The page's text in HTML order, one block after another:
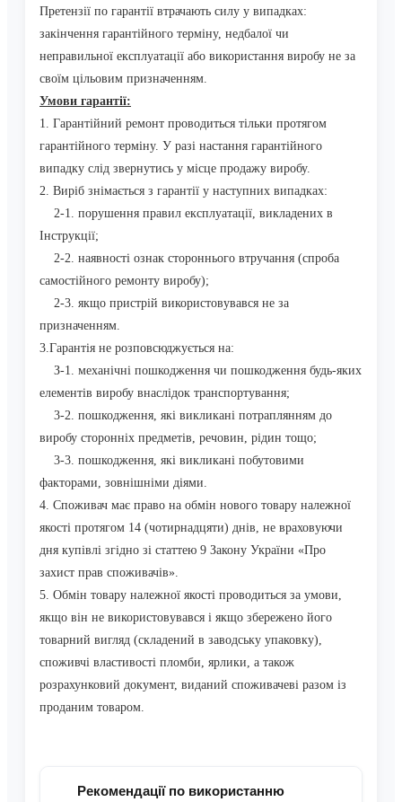
Претензії по гарантії втрачають силу у випадках:
закінчення гарантійного терміну, недбалої чи
неправильної експлуатації або використання виробу не за
своїм цільовим призначенням.
Умови гарантії:
1. Гарантійний ремонт проводиться тільки протягом
гарантійного терміну. У разі настання гарантійного
випадку слід звернутись у місце продажу виробу.
2. Виріб знімається з гарантії у наступних випадках:
2-1. порушення правил експлуатації, викладених в
Інструкції;
2-2. наявності ознак стороннього втручання (спроба
самостійного ремонту виробу);
2-3. якщо пристрій використовувався не за
призначенням.
3.Гарантія не розповсюджується на:
З-1. механічні пошкодження чи пошкодження будь-яких
елементів виробу внаслідок транспортування;
3-2. пошкодження, які викликані потраплянням до
виробу сторонніх предметів, речовин, рідин тощо;
3-3. пошкодження, які викликані побутовими
факторами, зовнішніми діями.
4. Споживач має право на обмін нового товару належної
якості протягом 14 (чотирнадцяти) днів, не враховуючи
дня купівлі згідно зі статтею 9 Закону України «Про
захист прав споживачів».
5. Обмін товару належної якості проводиться за умови,
якщо він не використовувався і якщо збережено його
товарний вигляд (складений в заводську упаковку),
споживчі властивості пломби, ярлики, а також
розрахунковий документ, виданий споживачеві разом із
проданим товаром.
Рекомендації по використанню